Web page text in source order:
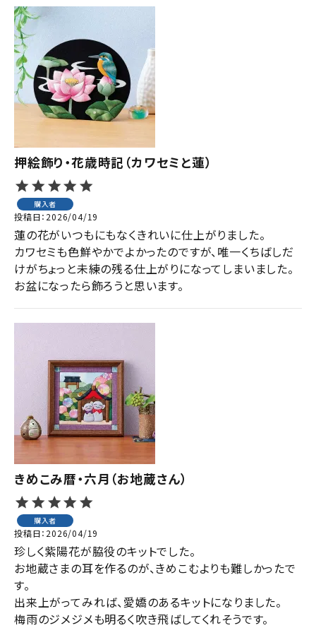
押絵飾り・花歳時記（カワセミと蓮）
購入者
投稿日 2026/04/19
蓮の花がいつもにもなくきれいに仕上がりました。
カワセミも色鮮やかでよかったのですが、唯一くちばしだ
けがちょっと未練の残る仕上がりになってしまいました。
お盆になったら飾ろうと思います。
きめこみ暦・六月（お地蔵さん）
購入者
投稿日 2026/04/19
珍しく紫陽花が脇役のキットでした。
お地蔵さまの耳を作るのが、きめこむよりも難しかったで
す。
出来上がってみれば、愛嬌のあるキットになりました。
梅雨のジメジメも明るく吹き飛ばしてくれそうです。